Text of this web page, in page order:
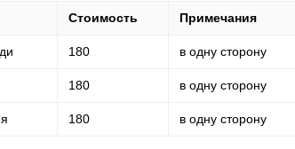
Стоимость Примечания
180 в одну сторону
180 в одну сторону
180 в одну сторону